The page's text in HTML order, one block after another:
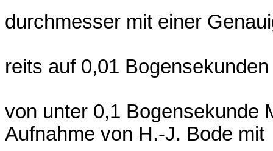
durchmesser mit einer
reits auf 0,01 Bogensekunden
von unter 0,1 Bogensekunde
Aufnahme von H.-J. Bode mit